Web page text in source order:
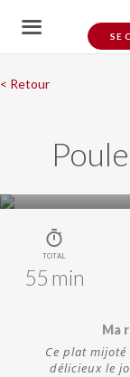
SE
< Retour
TOTAL
55 min
Ma
Ce plat
délicieux le